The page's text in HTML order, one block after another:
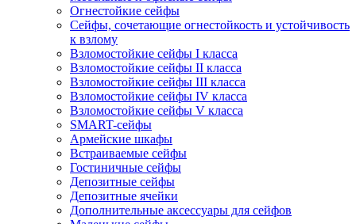
Огнестойкие сейфы
Сейфы, сочетающие огнестойкость и устойчивость
к взлому
Взломостойкие сейфы I класса
Взломостойкие сейфы II класса
Взломостойкие сейфы III класса
Взломостойкие сейфы IV класса
Взломостойкие сейфы V класса
SMART-сейфы
Армейские шкафы
Встраиваемые сейфы
Гостиничные сейфы
Депозитные сейфы
Депозитные ячейки
Дополнительные аксессуары для сейфов